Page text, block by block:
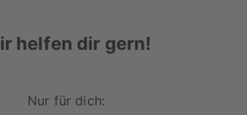
auf Fotopapier
helfen dir gern!
Nur für dich: